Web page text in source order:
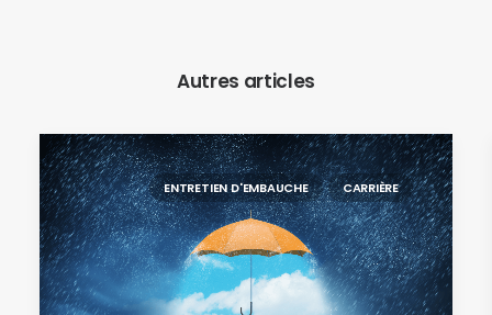
Autres articles
ENTRETIEN D'EMBAUCHE CARRIÈRE